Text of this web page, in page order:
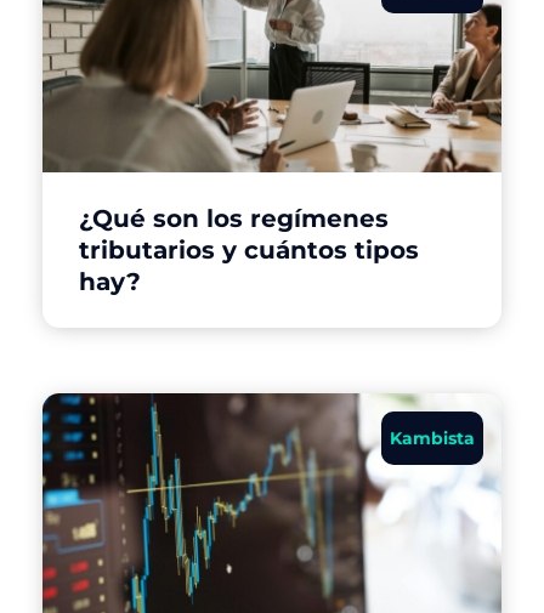
¿Qué son los regímenes
tributarios y cuántos tipos
hay?
Kambista